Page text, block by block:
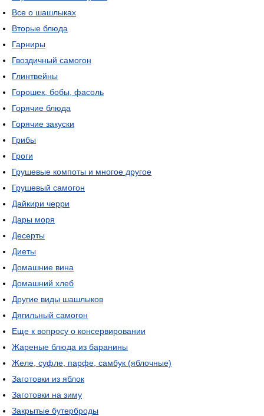
Все о шашлыках
Вторые блюда
Гарниры
Гвоздичный самогон
Глинтвейны
Горошек, бобы, фасоль
Горячие блюда
Горячие закуски
Грибы
Гроги
Грушевые компоты и многое другое
Грушевый самогон
Дайкири черри
Дары моря
Десерты
Диеты
Домашние вина
Домашний хлеб
Другие виды шашлыков
Дягильный самогон
Еще к вопросу о консервировании
Жареные блюда из баранины
Желе, суфле, парфе, самбук (яблочные)
Заготовки из яблок
Заготовки на зиму
Закрытые бутерброды